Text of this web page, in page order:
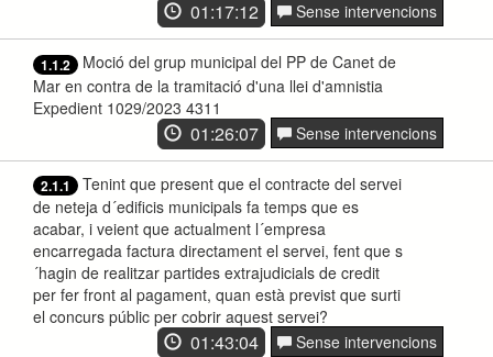
01:17:12 Sense intervencions
1.1.2
Moció del grup municipal del PP de Canet de
Mar en contra de la tramitació d'una llei d'amnistia
Expedient 1029/2023 4311
01:26:07 Sense intervencions
2.1.1
Tenint que present que el contracte del servei
de neteja d´edificis municipals fa temps que es
acabar, i veient que actualment l´empresa
encarregada factura directament el servei, fent que s
´hagin de realitzar partides extrajudicials de credit
per fer front al pagament, quan està previst que surti
el concurs públic per cobrir aquest servei?
01:43:04 Sense intervencions